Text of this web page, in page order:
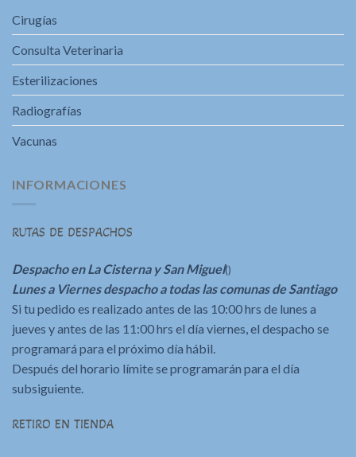
Cirugías
Consulta Veterinaria
Esterilizaciones
Radiografías
Vacunas
INFORMACIONES
RUTAS DE DESPACHOS
Despacho en La Cisterna y San Miguel()
Lunes a Viernes despacho a todas las comunas de Santiago
Si tu pedido es realizado antes de las 10:00 hrs de lunes a
jueves y antes de las 11:00 hrs el día viernes, el despacho se
programará para el próximo día hábil.
Después del horario límite se programarán para el día
subsiguiente.
RETIRO EN TIENDA